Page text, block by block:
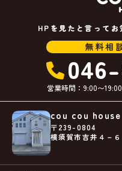
HPを見たと言って
無料相
営業時間：9:00〜19:00
cou cou house
〒239-0804
横須賀市吉井４－６